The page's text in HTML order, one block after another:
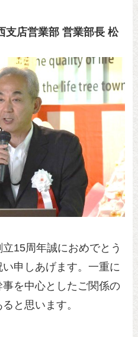
支店営業部 営業部長 松
15周年誠におめでとう
申しあげます。一重に
を中心としたご関係の
と思います。